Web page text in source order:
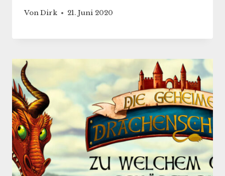
VonDirk 21. Juni 2020